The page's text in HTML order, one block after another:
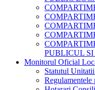
PUBLICUL
Monitorul Oficial
Statutul